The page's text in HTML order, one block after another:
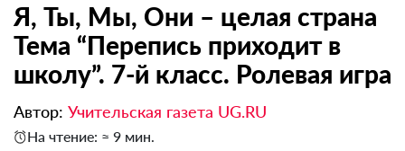
Я, Ты, Мы, Они – целая страна
Тема “Перепись приходит в
школу”. 7-й класс. Ролевая игра
Автор: Учительская газета UG.RU
На чтение: ≈ 9 мин.